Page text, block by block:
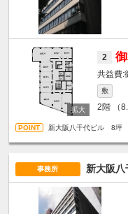
2
敷
2階 （
新大阪八千代ビル 8坪
事務所 新大阪